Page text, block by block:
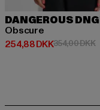
DANGEROUS
Obscure
254,88 DKK
Nuværende pris: 254,88
354,00 DKK